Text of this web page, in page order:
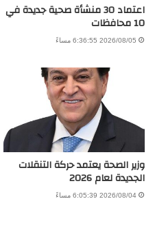
اعتماد 30 منشأة صحية جديدة في
10 محافظات
2026/08/05 6:36:55 مساءً
وزير الصحة يعتمد حركة التنقلات
الجديدة لعام 2026
2026/08/04 6:05:39 مساءً